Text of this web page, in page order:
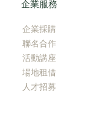
企業服務
企業採購
聯名合作
活動講座
場地租借
人才招募